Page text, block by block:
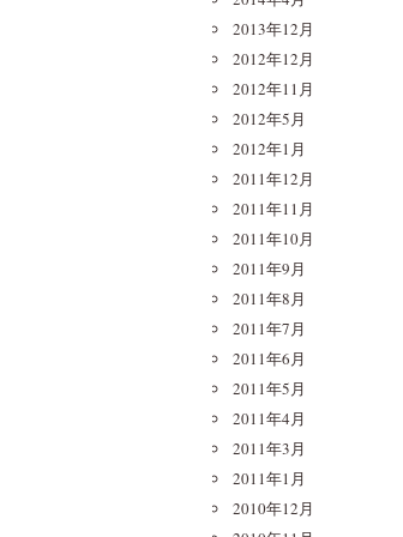
2013年12月
2012年12月
2012年11月
2012年5月
2012年1月
2011年12月
2011年11月
2011年10月
2011年9月
2011年8月
2011年7月
2011年6月
2011年5月
2011年4月
2011年3月
2011年1月
2010年12月